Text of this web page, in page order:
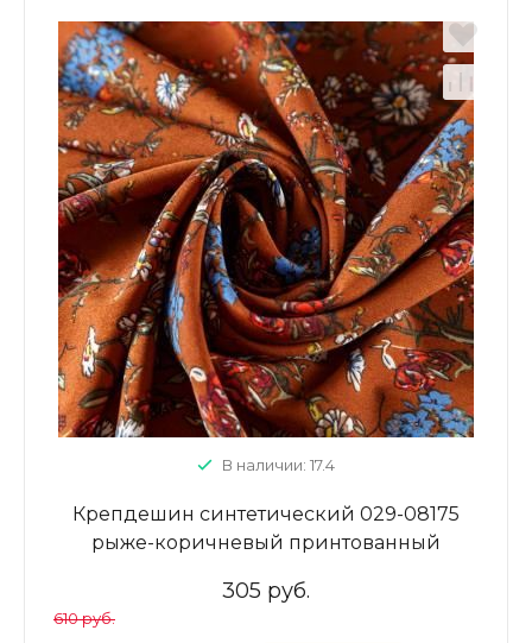
В наличии: 17.4
Крепдешин синтетический 029-08175
рыже-коричневый принтованный
305 руб.
610 руб.